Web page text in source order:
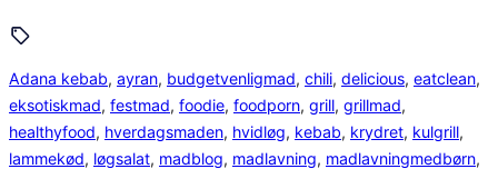
Adana kebab, ayran, budgetvenligmad, chili, delicious, eatclean
eksotiskmad, festmad, foodie, foodporn, grill, grillmad
healthyfood, hverdagsmaden, hvidløg, kebab, krydret, kulgrill
lammekød, løgsalat, madblog, madlavning, madlavningmedbørn